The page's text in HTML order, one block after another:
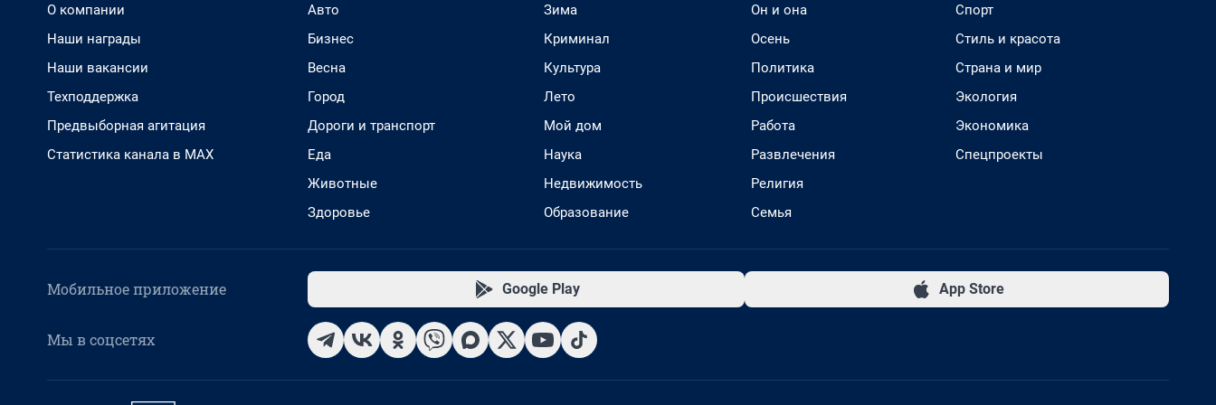
О компании
Наши награды
Наши вакансии
Техподдержка
Предвыборная агитация
Статистика канала в MAX
Авто
Бизнес
Весна
Город
Дороги и транспорт
Еда
Животные
Здоровье
Зима
Криминал
Культура
Лето
Мой дом
Наука
Недвижимость
Образование
Он и она
Осень
Политика
Происшествия
Работа
Развлечения
Религия
Семья
Спорт
Стиль и красота
Страна и мир
Экология
Экономика
Спецпроекты
Мобильное приложение Google Play App Store
Мы в соцсетях